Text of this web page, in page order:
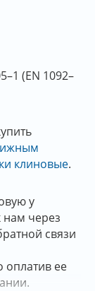
(EN 1092–
клиновые.
у
через
связи
оплатив ее